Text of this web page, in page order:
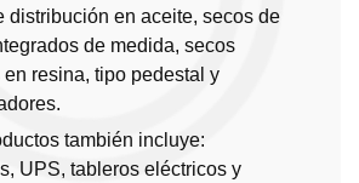
distribución en aceite, secos de
de medida, secos
resina, tipo pedestal y
también incluye:
UPS, tableros eléctricos y